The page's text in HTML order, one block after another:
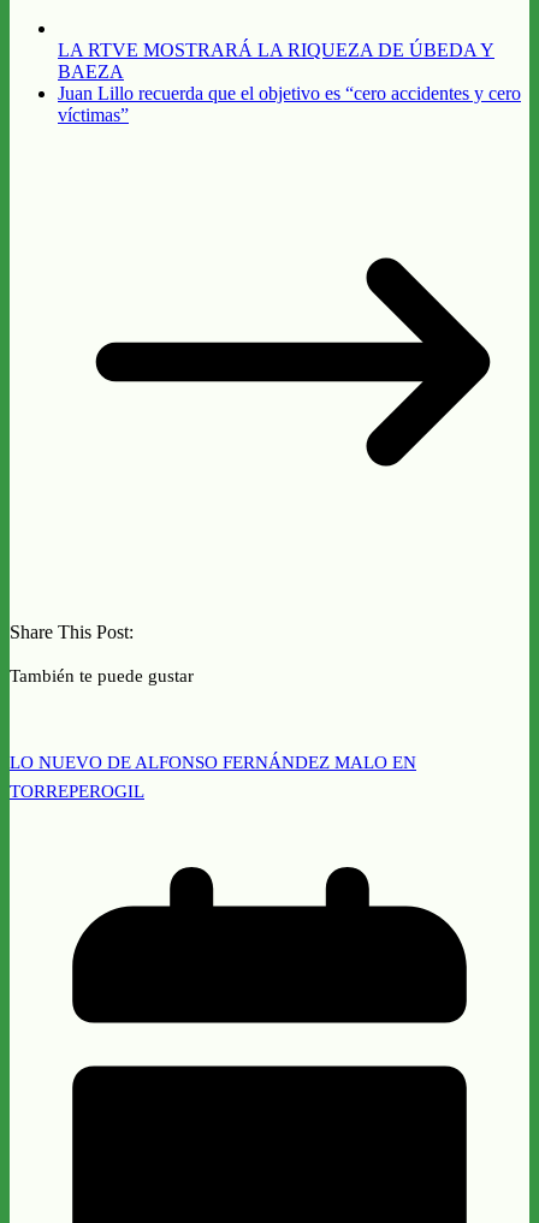
LA RTVE MOSTRARÁ LA RIQUEZA DE ÚBEDA Y
BAEZA
Juan Lillo recuerda que el objetivo es “cero accidentes y cero
víctimas”
Share This Post:
También te puede gustar
LO NUEVO DE ALFONSO FERNÁNDEZ MALO EN
TORREPEROGIL